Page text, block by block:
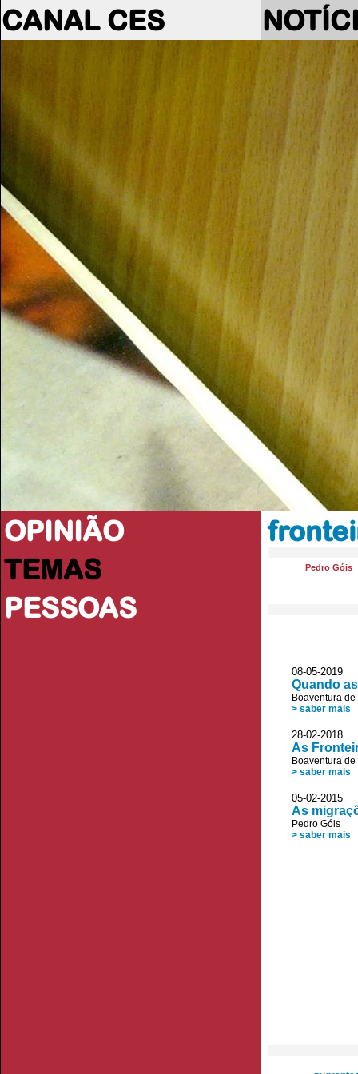
CANAL CES
OPINIÃO
TEMAS
PESSOAS
Pedro Góis
08-05-2019
Quando
Boaventura
> saber mais
28-02-2018
As
Boaventura
> saber mais
05-02-
As
Pedro Góis
> saber mais